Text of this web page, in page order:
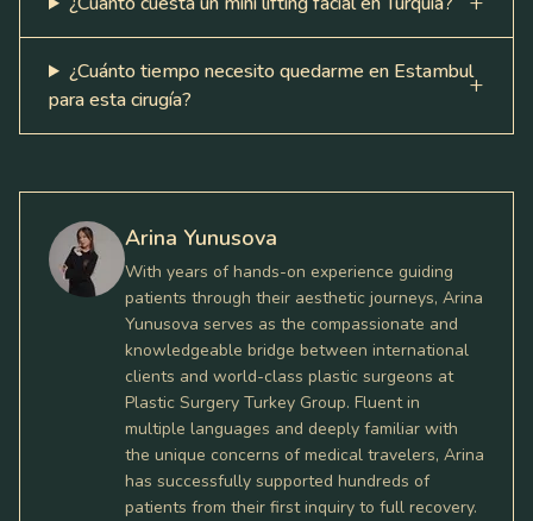
¿Cuánto tiempo necesito quedarme en Estambul
para esta cirugía?
Arina Yunusova
With years of hands-on experience guiding
patients through their aesthetic journeys, Arina
Yunusova serves as the compassionate and
knowledgeable bridge between international
clients and world-class plastic surgeons at
Plastic Surgery Turkey Group. Fluent in
multiple languages and deeply familiar with
the unique concerns of medical travelers, Arina
has successfully supported hundreds of
patients from their first inquiry to full recovery.